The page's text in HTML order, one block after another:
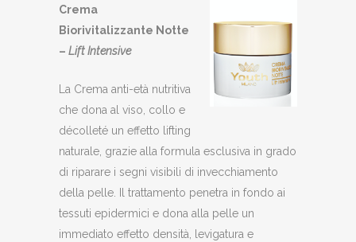
Crema
Biorivitalizzante Notte
– Lift Intensive
La Crema anti-età nutritiva
che dona al viso, collo e
décolleté un effetto lifting
naturale, grazie alla formula esclusiva in grado
di riparare i segni visibili di invecchiamento
della pelle. Il trattamento penetra in fondo ai
tessuti epidermici e dona alla pelle un
immediato effetto densità, levigatura e